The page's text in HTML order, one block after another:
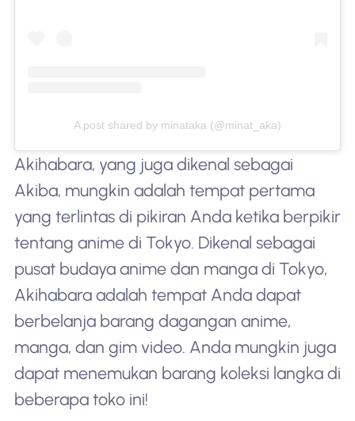
A post shared by minataka (@minat_aka)
Akihabara, yang juga dikenal sebagai
Akiba, mungkin adalah tempat pertama
yang terlintas di pikiran Anda ketika berpikir
tentang anime di Tokyo. Dikenal sebagai
pusat budaya anime dan manga di Tokyo,
Akihabara adalah tempat Anda dapat
berbelanja barang dagangan anime,
manga, dan gim video. Anda mungkin juga
dapat menemukan barang koleksi langka di
beberapa toko ini!